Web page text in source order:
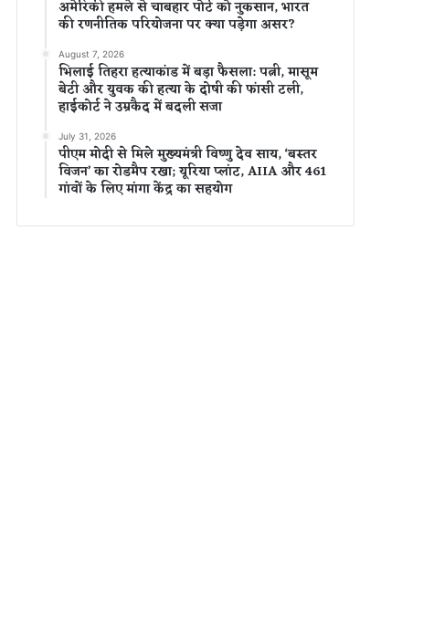
अमेरिकी हमले से चाबहार पोर्ट को नुकसान, भारत
की रणनीतिक परियोजना पर क्या पड़ेगा असर?
August 7, 2026
भिलाई तिहरा हत्याकांड में बड़ा फैसला: पत्नी, मासूम
बेटी और युवक की हत्या के दोषी की फांसी टली,
हाईकोर्ट ने उम्रकैद में बदली सजा
July 31, 2026
पीएम मोदी से मिले मुख्यमंत्री विष्णु देव साय, ‘बस्तर
विजन’ का रोडमैप रखा; यूरिया प्लांट, AIIA और 461
गांवों के लिए मांगा केंद्र का सहयोग